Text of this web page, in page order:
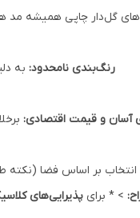
گل‌دار چاپی همیشه مد
رنگ‌بندی نامحدود: به
آسان و قیمت اقتصادی:
انتخاب بر اساس فضا (نکته
> * برای پذیرایی‌های